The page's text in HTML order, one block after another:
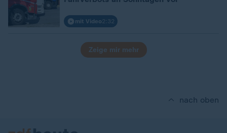
mit Video2:32
Zeige mir mehr
nach oben